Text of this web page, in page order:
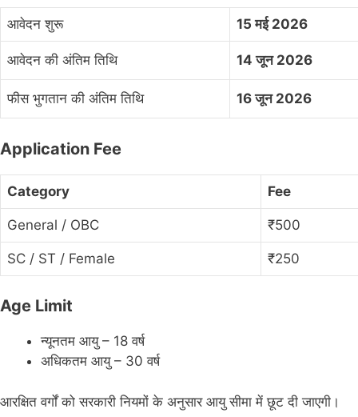
आवेदन शुरू 15 मई 2026
आवेदन की अंतिम तिथि 14 जून 2026
फीस भुगतान की अंतिम तिथि 16 जून 2026
Application Fee
Category Fee
General / OBC ₹500
SC / ST / Female ₹250
Age Limit
न्यूनतम आयु – 18 वर्ष
अधिकतम आयु – 30 वर्ष
आरक्षित वर्गों को सरकारी नियमों के अनुसार आयु सीमा में छूट दी जाएगी।